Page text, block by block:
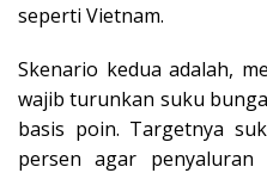
seperti Vietnam.
Skenario kedua adalah,
wajib turunkan suku
basis poin. Targetnya
persen agar